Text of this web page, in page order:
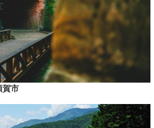
賀市